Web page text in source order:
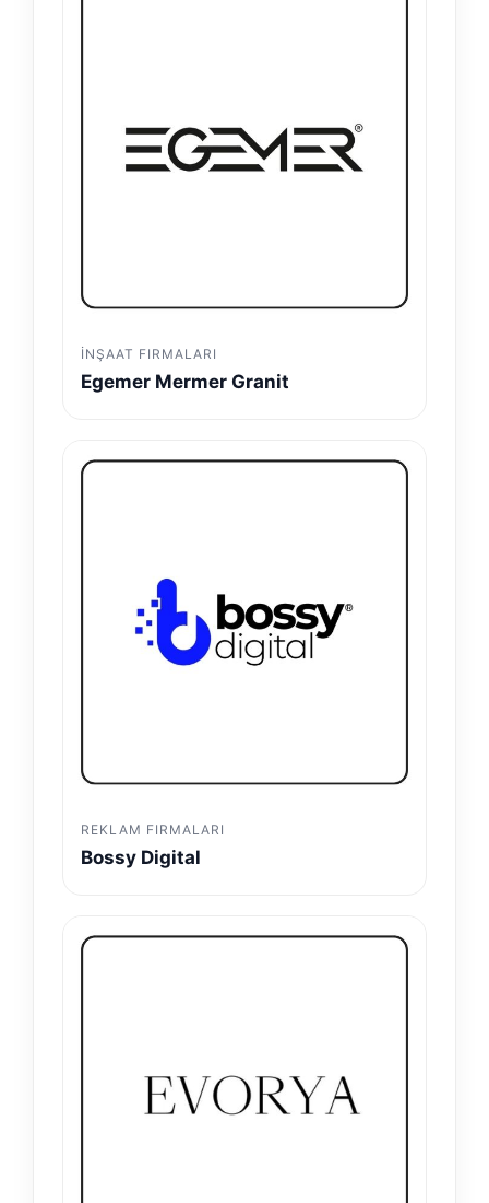
İNŞAAT FIRMALARI
Egemer Mermer Granit
REKLAM FIRMALARI
Bossy Digital